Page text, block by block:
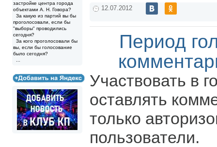
застройке центра города
объектами А. Н. Говора?
За какую из партий вы бы
проголосовали, если бы
"выборы" проводились
сегодня?
За кого проголосовали бы
вы, если бы голосование
было сегодня?
12.07.2012
Период
Участвовать в
оставлять
только
пользователи.